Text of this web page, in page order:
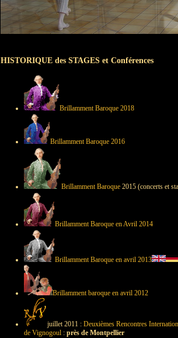
HISTORIQUE des STAGES et Conférences
Brillamment Baroque 2018
Brillamment Baroque 2016
Brillamment Baroque 2015 (concerts et
Brillamment Baroque en Avril 2014
Brillamment Baroque en avril 2013
Brillamment baroque en avril 2012
juillet 2011 : Deuxièmes Rencontres
de Vignogoul : près de Montpellier